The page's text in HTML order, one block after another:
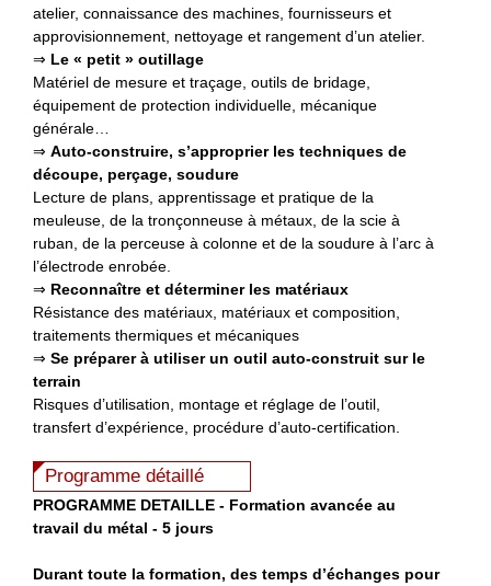
atelier, connaissance des machines, fournisseurs et
approvisionnement, nettoyage et rangement d’un atelier.
⇒ Le « petit » outillage
Matériel de mesure et traçage, outils de bridage,
équipement de protection individuelle, mécanique
générale…
⇒ Auto-construire, s’approprier les techniques de
découpe, perçage, soudure
Lecture de plans, apprentissage et pratique de la
meuleuse, de la tronçonneuse à métaux, de la scie à
ruban, de la perceuse à colonne et de la soudure à l’arc à
l’électrode enrobée.
⇒ Reconnaître et déterminer les matériaux
Résistance des matériaux, matériaux et composition,
traitements thermiques et mécaniques
⇒ Se préparer à utiliser un outil auto-construit sur le
terrain
Risques d’utilisation, montage et réglage de l’outil,
transfert d’expérience, procédure d’auto-certification.
Programme détaillé
PROGRAMME DETAILLE - Formation avancée au
travail du métal - 5 jours
Durant toute la formation, des temps d’échanges pour